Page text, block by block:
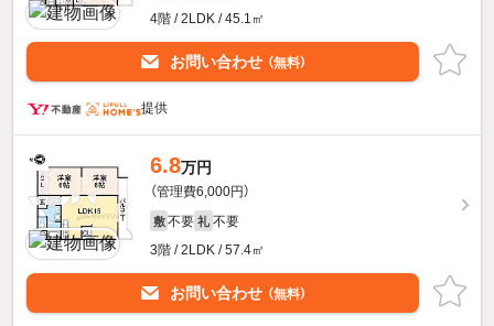
4階 / 2LDK / 45.1㎡
お問い合わせ （無料）
提供
6.8万円
（管理費6,000円）
敷 不要 礼 不要
3階 / 2LDK / 57.4㎡
お問い合わせ （無料）